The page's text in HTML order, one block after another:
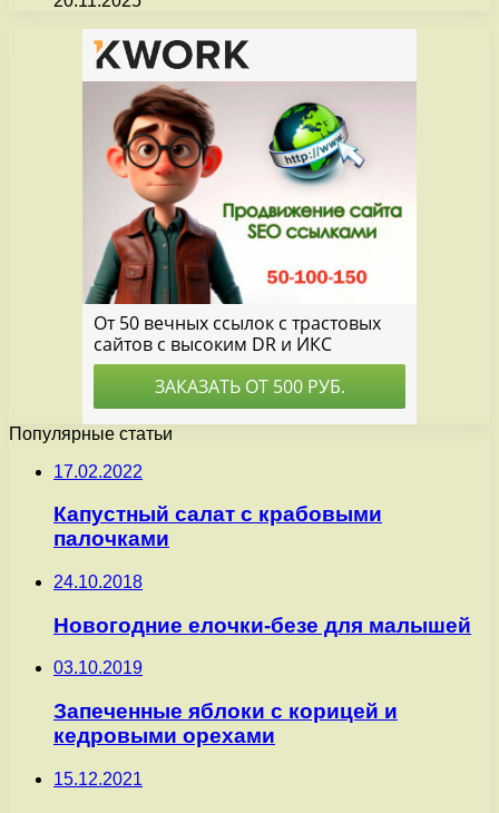
Популярные статьи
17.02.2022
Капустный салат с крабовыми
палочками
24.10.2018
Новогодние елочки-безе для малышей
03.10.2019
Запеченные яблоки с корицей и
кедровыми орехами
15.12.2021